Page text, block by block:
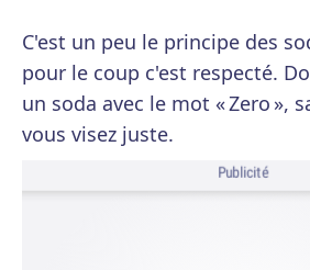
C'est un peu le principe des
pour le coup c'est respecté.
un soda avec le mot « Zero »,
vous visez juste.
Publicité